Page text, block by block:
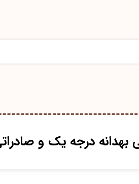
بهدانه درجه یک و